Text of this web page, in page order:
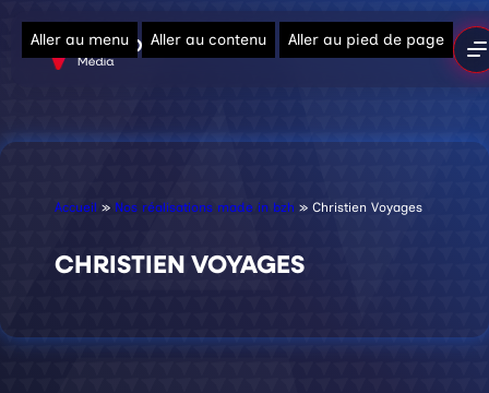
Aller au menu Aller au contenu Aller au pied de page
Accueil » Nos réalisations made in bzh » Christien Voyages
CHRISTIEN VOYAGES